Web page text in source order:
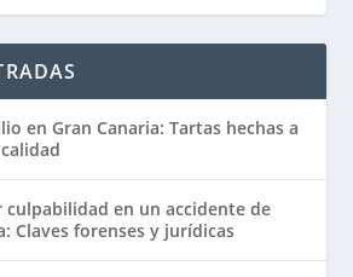
en Gran Canaria: Tartas hechas a
culpabilidad en un accidente de
Claves forenses y jurídicas